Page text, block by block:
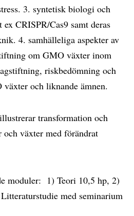
3. syntetisk biologi och
CRISPR/Cas9 samt deras
4. samhälleliga aspekter av
om GMO växter inom
riskbedömning och
växter och liknande ämnen.
transformation och
och växter med förändrat
moduler: 1) Teori 10,5 hp, 2)
med seminarium